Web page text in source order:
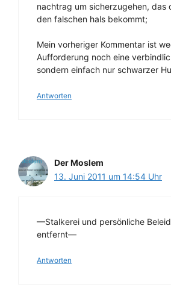
nachtrag um sicherzugehen, das
den falschen hals bekommt;
Mein vorheriger Kommentar ist
Aufforderung noch eine
sondern einfach nur schwarzer
Antworten
Der Moslem
13. Juni 2011 um 14:54 Uhr
—Stalkerei und persönliche
entfernt—
Antworten